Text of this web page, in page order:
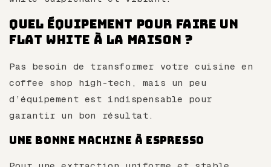
Quel équipement pour faire un
flat white à la maison ?
Pas besoin de transformer votre cuisine en
coffee shop high-tech, mais un peu
d’équipement est indispensable pour
garantir un bon résultat.
Une bonne machine à espresso